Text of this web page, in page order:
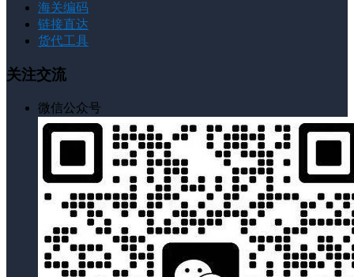
海关编码
链接直达
货代工具
关注交流
微信公众号